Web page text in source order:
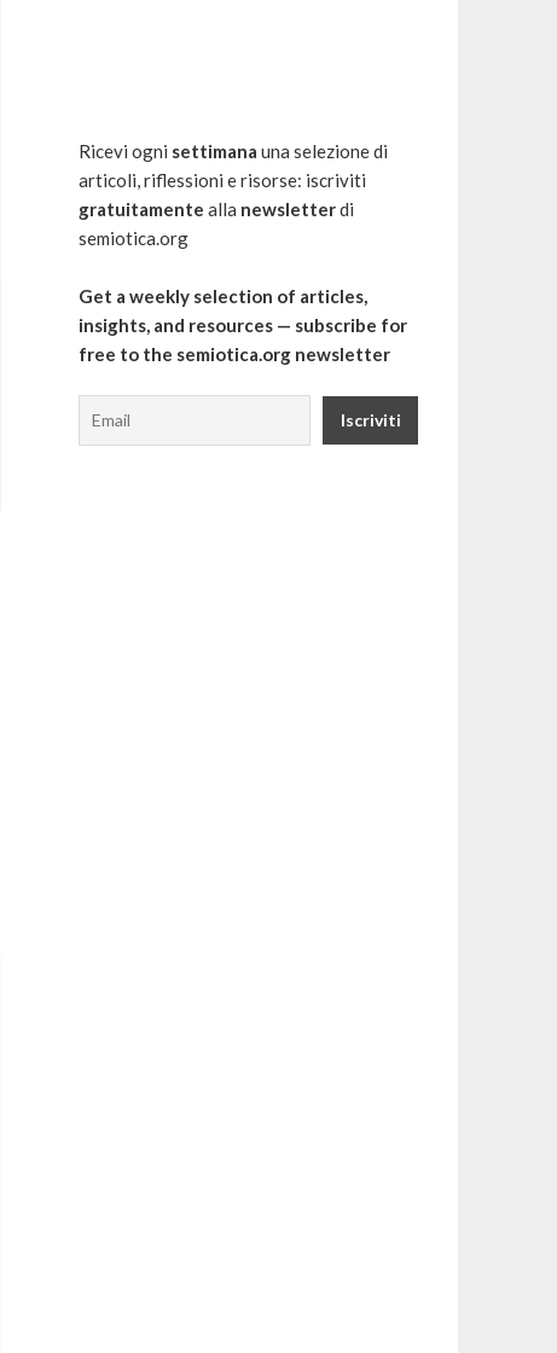
Ricevi ogni settimana una selezione di
articoli, riflessioni e risorse: iscriviti
gratuitamente alla newsletterdi
semiotica.org
Get a weekly selection of articles,
insights, and resources — subscribe for
free to the semiotica.org newsletter